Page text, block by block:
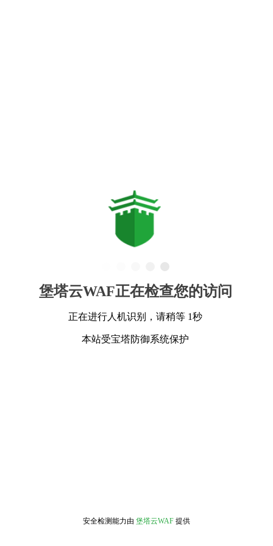
堡塔云WAF正在检查您的访问
正在进行人机识别，请稍等 1秒
本站受宝塔防御系统保护
安全检测能力由 堡塔云WAF 提供